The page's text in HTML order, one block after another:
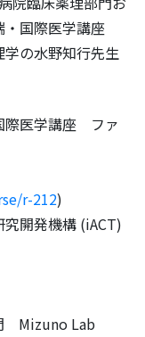
国際医学講座
の水野知行先生
際医学講座 ファ
r-212)
開発機構 (iACT)
Mizuno Lab